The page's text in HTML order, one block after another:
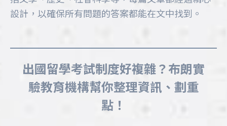
設計，以確保所有問題的答案都能在文中找到。
出國留學考試制度好複雜？布朗實
驗教育機構幫你整理資訊、劃重
點！